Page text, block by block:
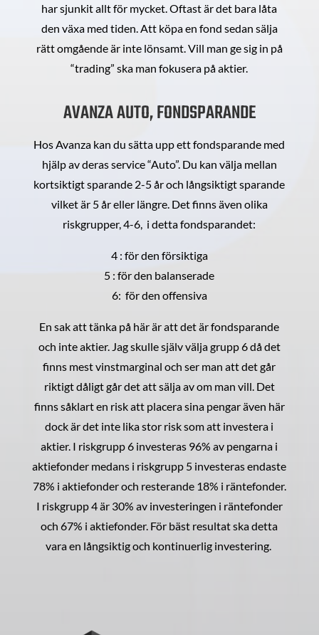
har sjunkit allt för mycket. Oftast är det bara låta
den växa med tiden. Att köpa en fond sedan sälja
rätt omgående är inte lönsamt. Vill man ge sig in på
“trading” ska man fokusera på aktier.
AVANZA AUTO, FONDSPARANDE
Hos Avanza kan du sätta upp ett fondsparande med
hjälp av deras service “Auto”. Du kan välja mellan
kortsiktigt sparande 2-5 år och långsiktigt sparande
vilket är 5 år eller längre. Det finns även olika
riskgrupper, 4-6, i detta fondsparandet:
4 : för den försiktiga
5 : för den balanserade
6: för den offensiva
En sak att tänka på här är att det är fondsparande
och inte aktier. Jag skulle själv välja grupp 6 då det
finns mest vinstmarginal och ser man att det går
riktigt dåligt går det att sälja av om man vill. Det
finns såklart en risk att placera sina pengar även här
dock är det inte lika stor risk som att investera i
aktier. I riskgrupp 6 investeras 96% av pengarna i
aktiefonder medans i riskgrupp 5 investeras endaste
78% i aktiefonder och resterande 18% i räntefonder.
I riskgrupp 4 är 30% av investeringen i räntefonder
och 67% i aktiefonder. För bäst resultat ska detta
vara en långsiktig och kontinuerlig investering.